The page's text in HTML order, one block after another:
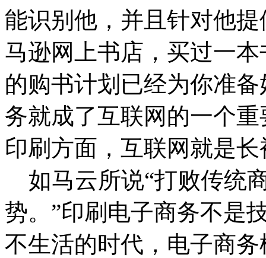
能识别他，并且针对他
马逊网上书店，买过一
的购书计划已经为你准
务就成了互联网的一个
印刷方面，互联网就是
如马云所说“打败传统
势。”印刷电子商务不是
不生活的时代，电子商